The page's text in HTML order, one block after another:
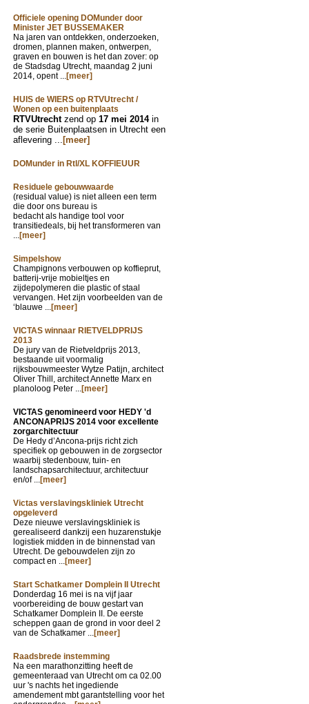
Officiele opening DOMunder door
Minister JET BUSSEMAKER
Na jaren van ontdekken, onderzoeken,
dromen, plannen maken, ontwerpen,
graven en bouwen is het dan zover: op
de Stadsdag Utrecht, maandag 2 juni
2014, opent ...[meer]
HUIS de WIERS op RTVUtrecht /
Wonen op een buitenplaats
RTVUtrechtzend op 17 mei 2014 in
de serie Buitenplaatsen in Utrecht een
aflevering ... [meer]
DOMunder in Rtl/XL KOFFIEUUR
Residuele gebouwwaarde
(residual value) is niet alleen een term
die door ons bureau is
bedacht als handige tool voor
transitiedeals, bij het transformeren van
...[meer]
Simpelshow
Champignons verbouwen op koffieprut,
batterij-vrije mobieltjes en
zijdepolymeren die plastic of staal
vervangen. Het zijn voorbeelden van de
‘blauwe ...[meer]
VICTAS winnaar RIETVELDPRIJS
2013
De jury van de Rietveldprijs 2013,
bestaande uit voormalig
rijksbouwmeester Wytze Patijn, architect
Oliver Thill, architect Annette Marx en
planoloog Peter ...[meer]
VICTAS genomineerd voor HEDY 'd
ANCONAPRIJS 2014 voor excellente
zorgarchitectuur
De Hedy d’Ancona-prijs richt zich
specifiek op gebouwen in de zorgsector
waarbij stedenbouw, tuin- en
landschapsarchitectuur, architectuur
en/of ...[meer]
Victas verslavingskliniek Utrecht
opgeleverd
Deze nieuwe verslavingskliniek is
gerealiseerd dankzij een huzarenstukje
logistiek midden in de binnenstad van
Utrecht. De gebouwdelen zijn zo
compact en ...[meer]
Start Schatkamer Domplein II Utrecht
Donderdag 16 mei is na vijf jaar
voorbereiding de bouw gestart van
Schatkamer Domplein II. De eerste
scheppen gaan de grond in voor deel 2
van de Schatkamer ...[meer]
Raadsbrede instemming
Na een marathonzitting heeft de
gemeenteraad van Utrecht om ca 02.00
uur 's nachts het ingediende
amendement mbt garantstelling voor het